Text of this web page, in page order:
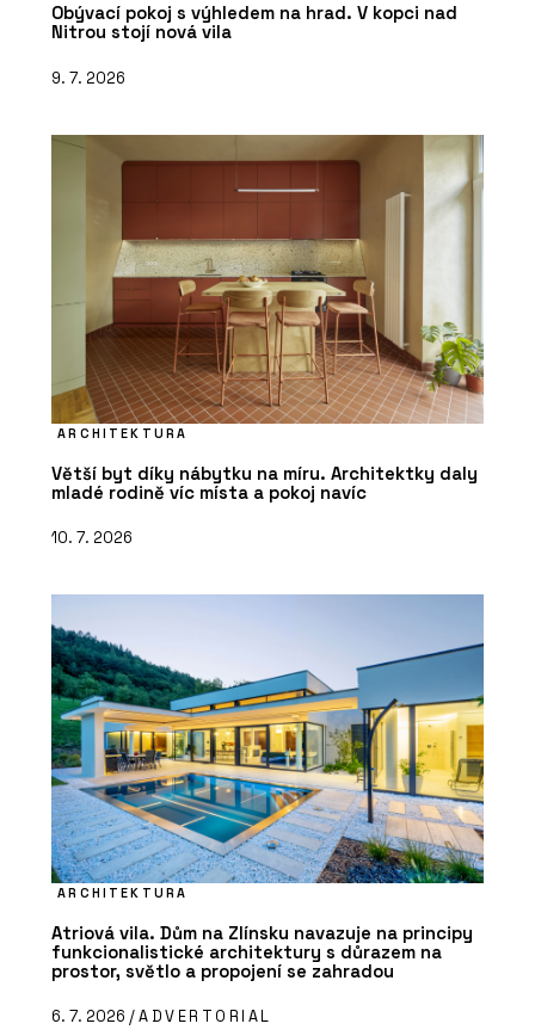
Tvrzený kámen Noble Quartzite -
TechniStone
Obývací pokoj s výhledem na hrad. V kopci nad
Nitrou stojí nová vila
9. 7. 2026
ARCHITEKTURA
Větší byt díky nábytku na míru. Architektky daly
mladé rodině víc místa a pokoj navíc
10. 7. 2026
ARCHITEKTURA
Atriová vila. Dům na Zlínsku navazuje na principy
funkcionalistické architektury s důrazem na
prostor, světlo a propojení se zahradou
6. 7. 2026 /ADVERTORIAL